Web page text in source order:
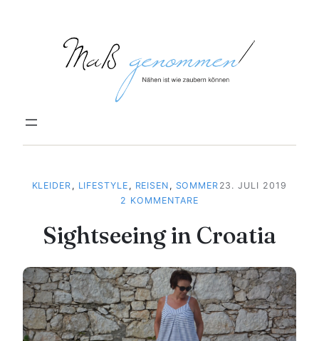
springen
KLEIDER , LIFESTYLE , REISEN , SOMMER 23. JULI 2019
2 KOMMENTAREZU
IN
CROATIA
Sightseeing in Croatia